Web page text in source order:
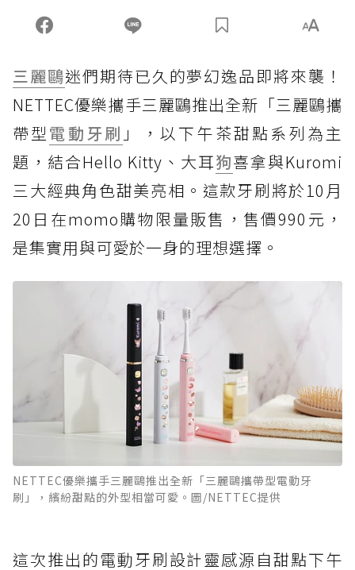
三麗鷗迷們期待已久的夢幻逸品即將來襲！
NETTEC優樂攜手三麗鷗推出全新「三麗鷗攜
帶型 電動牙刷 」，以下午茶甜點系列為主
題，結合Hello Kitty、大耳狗喜拿與Kuromi
三大經典角色甜美亮相。這款牙刷將於10月
20日在momo購物限量販售，售價990元，
是集實用與可愛於一身的理想選擇。
NETTEC優樂攜手三麗鷗推出全新「三麗鷗攜帶型電動牙
刷」，繽紛甜點的外型相當可愛。圖/NETTEC提供
這次推出的電動牙刷設計靈感源自甜點下午